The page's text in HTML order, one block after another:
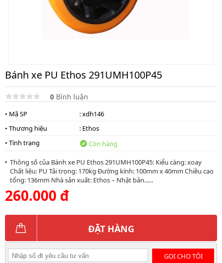
Bánh xe PU Ethos 291UMH100P45
0 Bình luận
• Mã SP
: xdh146
• Thương hiệu
: Ethos
• Tình trạng
Còn hàng
Thông số của Bánh xe PU Ethos 291UMH100P45: Kiểu càng: xoay
Chất liệu: PU Tải trọng: 170kg Đường kính: 100mm x 40mm Chiều cao
tổng: 136mm Nhà sản xuất: Ethos – Nhật bản......
260.000 đ
ĐẶT HÀNG
GỌI CHO TÔI